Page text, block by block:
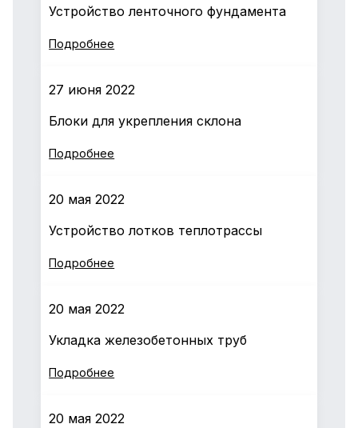
Устройство ленточного фундамента
Подробнее
27 июня 2022
Блоки для укрепления склона
Подробнее
20 мая 2022
Устройство лотков теплотрассы
Подробнее
20 мая 2022
Укладка железобетонных труб
Подробнее
20 мая 2022